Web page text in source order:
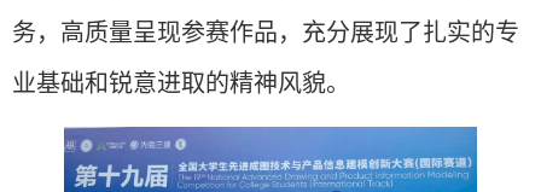
务，高质量呈现参赛作品，充分展现了扎实的专
业基础和锐意进取的精神风貌。